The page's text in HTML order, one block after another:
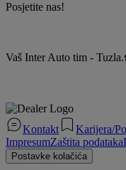
Posjetite nas!
Vaš Inter Auto tim -
Kontakt Karijera/
ImpresumZaštita podataka
Postavke kolačića